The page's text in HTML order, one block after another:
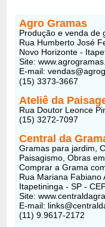
Agro Gramas
Produção e venda de
Rua Humberto José
Novo Horizonte -
Site:
E-mail:
(15) 3373-3667
Ateliê da
Rua Doutor Leonce
(15) 3272-7097
Central da
Gramas para jardim,
Paisagismo, Obras
Comprar a Grama
Rua Mariana Fabiano
Itapetininga - SP -
Site:
E-mail:
(11) 9.9617-2172